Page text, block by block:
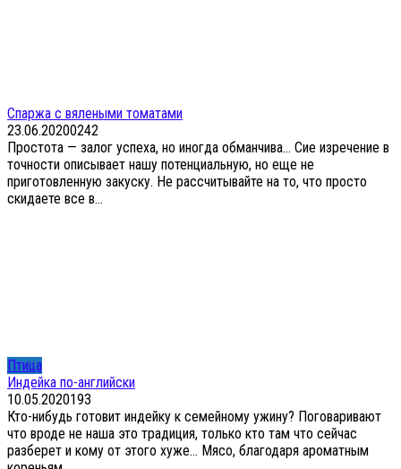
Спаржа с вялеными томатами
23.06.20200242
Простота — залог успеха, но иногда обманчива… Сие изречение в
точности описывает нашу потенциальную, но еще не
приготовленную закуску. Не рассчитывайте на то, что просто
скидаете все в...
Птица
Индейка по-английски
10.05.2020193
Кто-нибудь готовит индейку к семейному ужину? Поговаривают
что вроде не наша это традиция, только кто там что сейчас
разберет и кому от этого хуже… Мясо, благодаря ароматным